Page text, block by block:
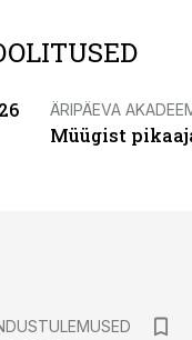
ÄRIPÄEVA
Müügist